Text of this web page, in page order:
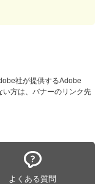
社が提供するAdobe
方は、バナーのリンク先
よくある質問